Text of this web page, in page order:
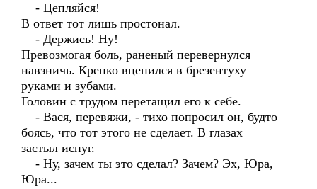
- Цепляйся!
В ответ тот лишь простонал.
- Держись! Ну!
Превозмогая боль, раненый перевернулся
навзничь. Крепко вцепился в брезентуху
руками и зубами.
Головин с трудом перетащил его к себе.
- Вася, перевяжи, - тихо попросил он, будто
боясь, что тот этого не сделает. В глазах
застыл испуг.
- Ну, зачем ты это сделал? Зачем? Эх, Юра,
Юра...